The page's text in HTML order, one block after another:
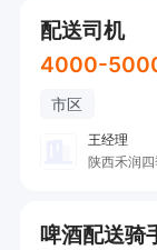
配送司机
4000-
市区
王经理
陕西禾润
啤酒配送骑